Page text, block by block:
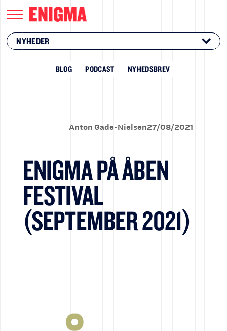
NYHEDER
BLOG PODCAST NYHEDSBREV
Anton Gade-Nielsen27/08/2021
ENIGMA PÅ ÅBEN
FESTIVAL
(SEPTEMBER 2021)